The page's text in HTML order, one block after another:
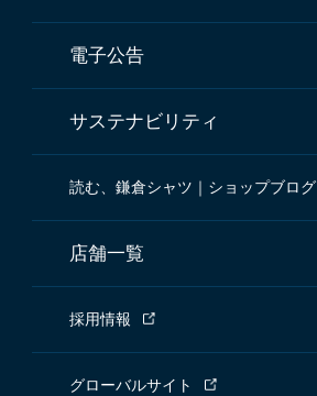
電子公告
サステナビリティ
読む、鎌倉シャツ｜ショップブログ
店舗一覧
採用情報
グローバルサイト